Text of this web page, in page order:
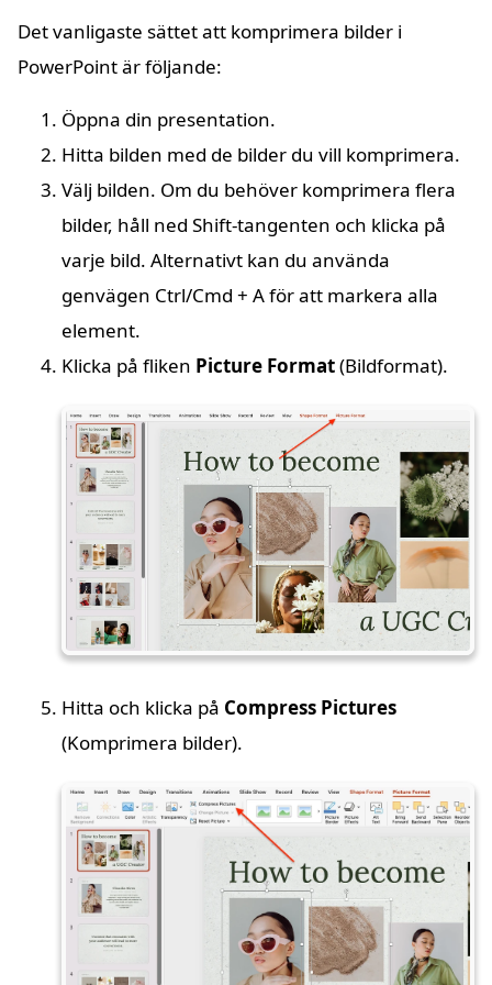
Det vanligaste sättet att komprimera bilder i
PowerPoint är följande:
Öppna din presentation.
Hitta bilden med de bilder du vill komprimera.
Välj bilden. Om du behöver komprimera flera
bilder, håll ned Shift-tangenten och klicka på
varje bild. Alternativt kan du använda
genvägen Ctrl/Cmd + A för att markera alla
element.
Klicka på fliken Picture Format(Bildformat).
Hitta och klicka på Compress Pictures
(Komprimera bilder).